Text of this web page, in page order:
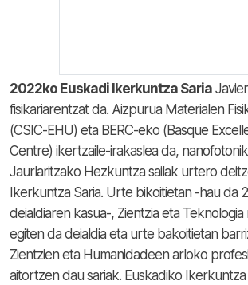
2022ko Euskadi Ikerkuntza Saria
fisikariarentzat da. Aizpurua Materialen
(CSIC-EHU) eta BERC-eko (Basque
Centre) ikertzaile-irakaslea da,
Jaurlaritzako Hezkuntza sailak urtero
Ikerkuntza Saria. Urte bikoitietan -hau da
deialdiaren kasua-, Zientzia eta
egiten da deialdia eta urte bakoitietan
Zientzien eta Humanidadeen arloko
aitortzen dau sariak. Euskadiko